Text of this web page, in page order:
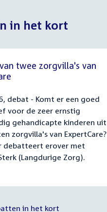
in het kort
twee zorgvilla's van
debat - Komt er een goed
voor de zeer ernstig
gehandicapte kinderen uit
zorgvilla's van ExpertCare?
debatteert erover met
(Langdurige Zorg).
in het kort